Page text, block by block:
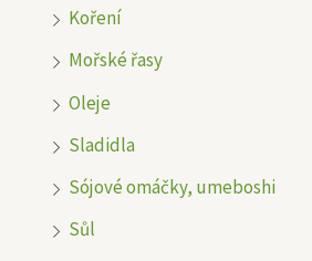
Koření
Mořské řasy
Oleje
Sladidla
Sójové omáčky, umeboshi
Sůl